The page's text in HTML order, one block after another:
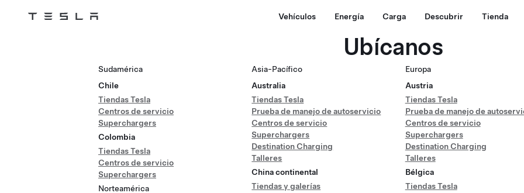
Tesla Vehículos Energía Carga Descubrir Tienda
Ubícanos
Sudamérica
Chile
Tiendas Tesla
Centros de servicio
Superchargers
Colombia
Tiendas Tesla
Centros de servicio
Superchargers
Norteamérica
Asia-Pacífico
Australia
Tiendas Tesla
Prueba de manejo de autoservicio
Centros de servicio
Superchargers
Destination Charging
Talleres
China continental
Tiendas y galerías
Europa
Austria
Tiendas Tesla
Prueba de manejo de
Centros de servicio
Superchargers
Destination Charging
Talleres
Bélgica
Tiendas Tesla